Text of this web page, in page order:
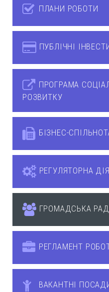
ПЛАНИ РОБОТИ
ПУБЛІЧНІ
ПРОГРАМА
РОЗВИТКУ
БІЗНЕС-
РЕГУЛЯТОРНА
ГРОМАДСЬКА
РЕГЛАМЕНТ
ВАКАНТНІ